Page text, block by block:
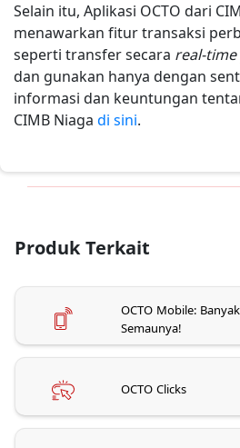
Selain itu, Aplikasi OCTO dari
menawarkan fitur transaksi
seperti transfer secara real-time
dan gunakan hanya dengan
informasi dan keuntungan
CIMB Niaga di sini.
Produk Terkait
OCTO Mobile:
Semaunya!
OCTO Clicks